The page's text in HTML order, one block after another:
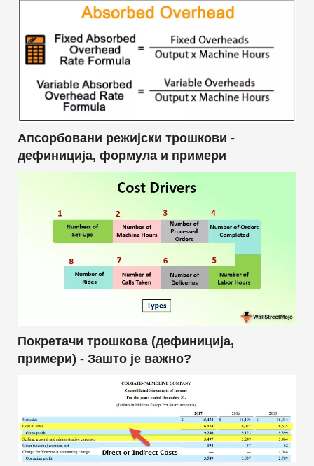
Апсорбовани режијски трошкови -
дефиниција, формула и примери
Покретачи трошкова (дефиниција,
примери) - Зашто је важно?